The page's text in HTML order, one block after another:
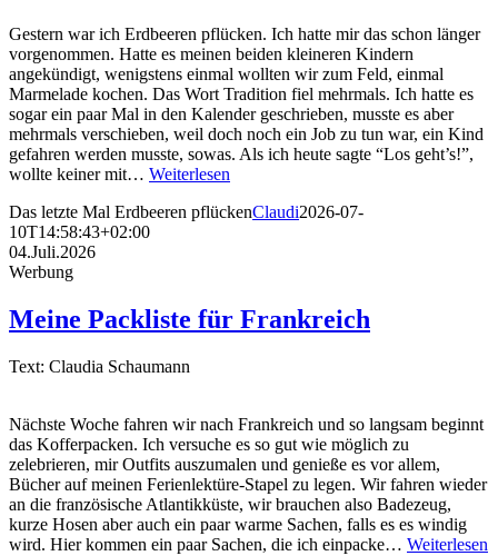
Gestern war ich Erdbeeren pflücken. Ich hatte mir das schon länger
vorgenommen. Hatte es meinen beiden kleineren Kindern
angekündigt, wenigstens einmal wollten wir zum Feld, einmal
Marmelade kochen. Das Wort Tradition fiel mehrmals. Ich hatte es
sogar ein paar Mal in den Kalender geschrieben, musste es aber
mehrmals verschieben, weil doch noch ein Job zu tun war, ein Kind
gefahren werden musste, sowas. Als ich heute sagte “Los geht’s!”,
wollte keiner mit… Weiterlesen
Das letzte Mal Erdbeeren pflückenClaudi2026-07-
10T14:58:43+02:00
04.Juli.2026
Werbung
Meine Packliste für Frankreich
Text: Claudia Schaumann
Nächste Woche fahren wir nach Frankreich und so langsam beginnt
das Kofferpacken. Ich versuche es so gut wie möglich zu
zelebrieren, mir Outfits auszumalen und genieße es vor allem,
Bücher auf meinen Ferienlektüre-Stapel zu legen. Wir fahren wieder
an die französische Atlantikküste, wir brauchen also Badezeug,
kurze Hosen aber auch ein paar warme Sachen, falls es es windig
wird. Hier kommen ein paar Sachen, die ich einpacke… Weiterlesen